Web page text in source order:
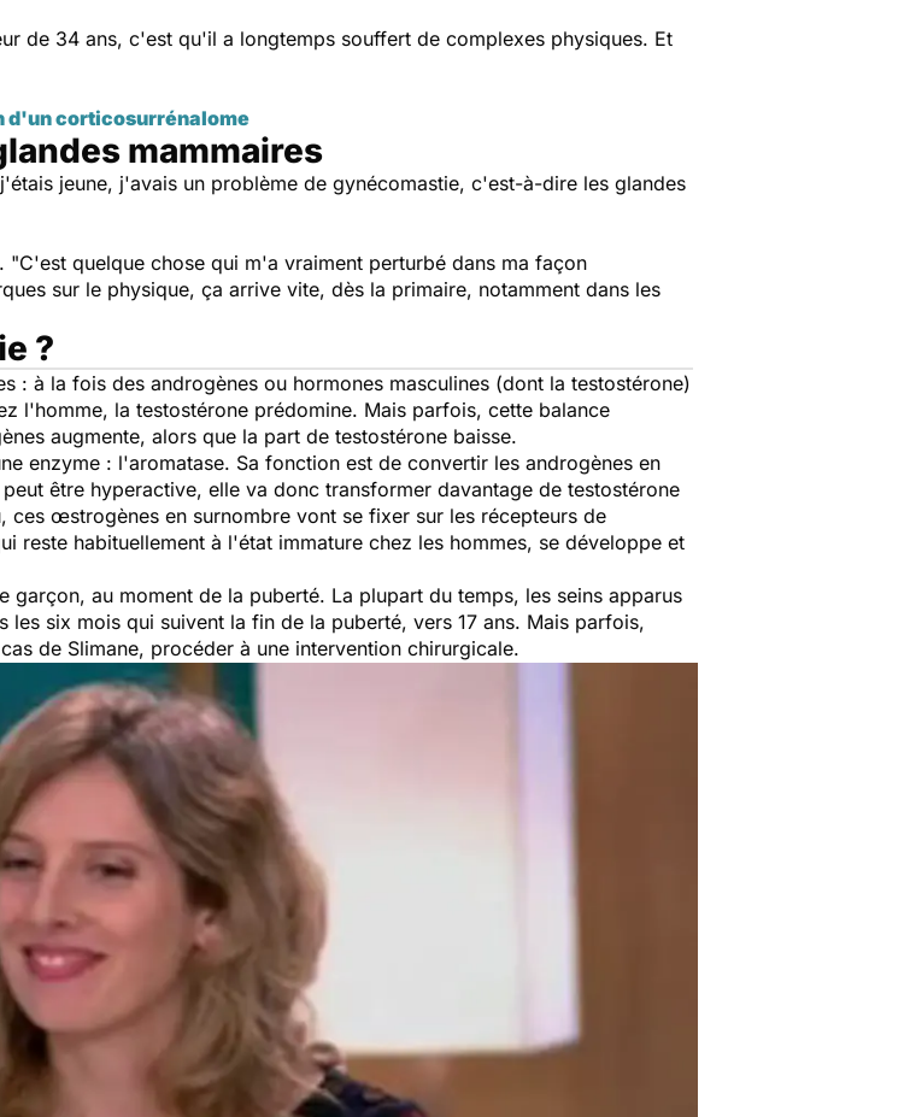
de 34 ans, c'est qu'il a longtemps souffert de complexes physiques. Et
d'un corticosurrénalome
mammaires
jeune, j'avais un problème de gynécomastie, c'est-à-dire les glandes
"C'est quelque chose qui m'a vraiment perturbé dans ma façon
sur le physique, ça arrive vite, dès la primaire, notamment dans les
?
: à la fois des androgènes ou hormones masculines (dont la testostérone)
l'homme, la testostérone prédomine. Mais parfois, cette balance
augmente, alors que la part de testostérone baisse.
enzyme : l'aromatase. Sa fonction est de convertir les androgènes en
être hyperactive, elle va donc transformer davantage de testostérone
œstrogènes en surnombre vont se fixer sur les récepteurs de
reste habituellement à l'état immature chez les hommes, se développe et
garçon, au moment de la puberté. La plupart du temps, les seins apparus
six mois qui suivent la fin de la puberté, vers 17 ans. Mais parfois,
de Slimane, procéder à une intervention chirurgicale.